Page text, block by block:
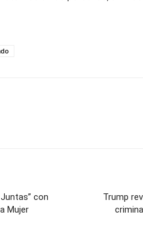
con
Mujer
Trump